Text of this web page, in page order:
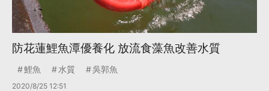
防花蓮鯉魚潭優養化 放流食藻魚改善水質
鯉魚 水質 吳郭魚
2020/8/25 12:51